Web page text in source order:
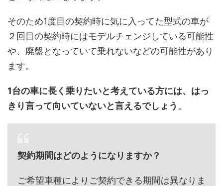
そのため1度目の契約時に気に入ってた型式の車が
２回目の契約時にはモデルチェンジしている可能性
や、廃盤となっていて乗れないなどの可能性があり
ます。
1台の車に長く乗りたいと考えている方には、はっ
きり言って向いていないと言えるでしょう 。
契約期間はどのようになりますか？
ご希望車種によりご契約できる期間は異なりま